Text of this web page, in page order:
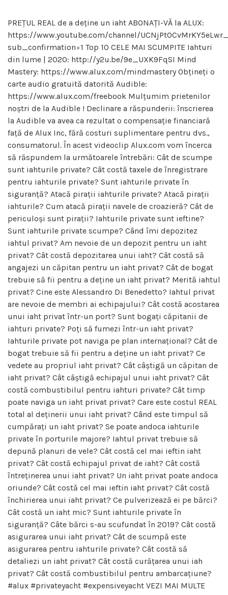
PREȚUL REAL de a deține un iaht ABONAȚI-VĂ la ALUX:
https://www.youtube.com/channel/
sub_confirmation=1 Top 10 CELE MAI SCUMPITE Iahturi
din lume | 2020: http://y2u.be/9e_UXK9FqSI Mind
Mastery: https://www.alux.com/mindmastery Obțineți o
carte audio gratuită datorită Audible:
https://www.alux.com/freebook Mulțumim prietenilor
noștri de la Audible ! Declinare a răspunderii: înscrierea
la Audible va avea ca rezultat o compensație financiară
față de Alux Inc, fără costuri suplimentare pentru dvs.,
consumatorul. În acest videoclip Alux.com vom încerca
să răspundem la următoarele întrebări: Cât de scumpe
sunt iahturile private? Cât costă taxele de înregistrare
pentru iahturile private? Sunt iahturile private în
siguranță? Atacă pirații iahturile private? Atacă pirații
iahturile? Cum atacă pirații navele de croazieră? Cât de
periculoși sunt pirații? Iahturile private sunt ieftine?
Sunt iahturile private scumpe? Când îmi depozitez
iahtul privat? Am nevoie de un depozit pentru un iaht
privat? Cât costă depozitarea unui iaht? Cât costă să
angajezi un căpitan pentru un iaht privat? Cât de bogat
trebuie să fii pentru a deține un iaht privat? Merită iahtul
privat? Cine este Alessandro Di Benedetto? Iahtul privat
are nevoie de membri ai echipajului? Cât costă acostarea
unui iaht privat într-un port? Sunt bogați căpitanii de
iahturi private? Poți să fumezi într-un iaht privat?
Iahturile private pot naviga pe plan internațional? Cât de
bogat trebuie să fii pentru a deține un iaht privat? Ce
vedete au propriul iaht privat? Cât câștigă un căpitan de
iaht privat? Cât câștigă echipajul unui iaht privat? Cât
costă combustibilul pentru iahturi private? Cât timp
poate naviga un iaht privat privat? Care este costul REAL
total al deținerii unui iaht privat? Când este timpul să
cumpărați un iaht privat? Se poate andoca iahturile
private în porturile majore? Iahtul privat trebuie să
depună planuri de vele? Cât costă cel mai ieftin iaht
privat? Cât costă echipajul privat de iaht? Cât costă
întreținerea unui iaht privat? Un iaht privat poate andoca
oriunde? Cât costă cel mai ieftin iaht privat? Cât costă
închirierea unui iaht privat? Ce pulverizează ei pe bărci?
Cât costă un iaht mic? Sunt iahturile private în
siguranță? Câte bărci s-au scufundat în 2019? Cât costă
asigurarea unui iaht privat? Cât de scumpă este
asigurarea pentru iahturile private? Cât costă să
detaliezi un iaht privat? Cât costă curățarea unui iah
privat? Cât costă combustibilul pentru ambarcațiune?
#alux #privateyacht #expensiveyacht VEZI MAI MULTE